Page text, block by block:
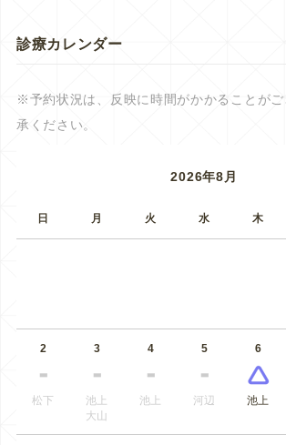
診療カレンダー
※予約状況は、反映に時間がかかることがご
承ください。
2026年8月
日 月 火 水 木
2
松下
3
池上
大山
4
池上
5
河辺
6
池上